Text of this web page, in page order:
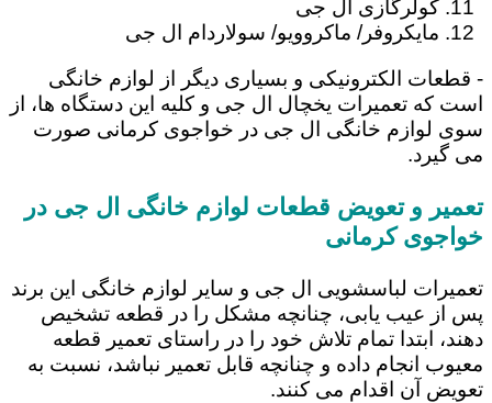
کولرگازی ال جی
مایکروفر/ ماکروویو/ سولاردام ال جی
- قطعات الکترونیکی و بسیاری دیگر از لوازم خانگی
است که تعمیرات یخچال ال جی و کلیه این دستگاه ها، از
سوی لوازم خانگی ال جی در خواجوی کرمانی صورت
می گیرد.
تعمیر و تعویض قطعات لوازم خانگی ال جی در
خواجوی کرمانی
تعمیرات لباسشویی ال جی و سایر لوازم خانگی این برند
پس از عیب یابی، چنانچه مشکل را در قطعه تشخیص
دهند، ابتدا تمام تلاش خود را در راستای تعمیر قطعه
معیوب انجام داده و چنانچه قابل تعمیر نباشد، نسبت به
تعویض آن اقدام می کنند.